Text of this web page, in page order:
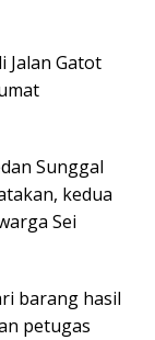
Jalan Gatot
Sunggal
kedua
Sei
barang hasil
petugas